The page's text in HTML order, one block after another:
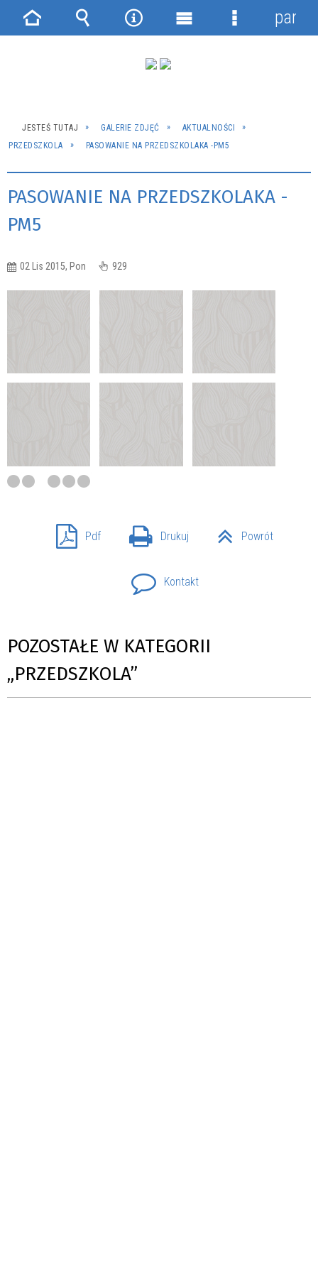
JESTEŚ TUTAJ GALERIE ZDJĘĆ
AKTUALNOŚCI
PRZEDSZKOLA
PASOWANIE NA PRZEDSZKOLAKA -PM5
PASOWANIE NA PRZEDSZKOLAKA -
PM5
02 Lis 2015, Pon 929
Pdf Drukuj Powrót
Kontakt
POZOSTAŁE W KATEGORII
„PRZEDSZKOLA”
Strona Wyszukiwarka
NarzędziaMenu
Menu
panel